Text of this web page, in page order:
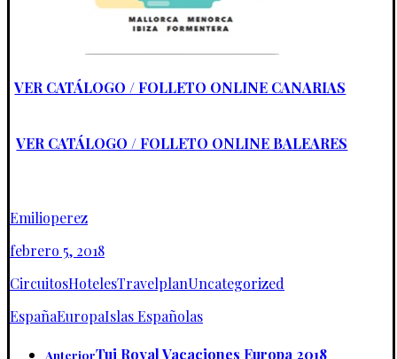
VER CATÁLOGO / FOLLETO ONLINE CANARIAS
VER CATÁLOGO / FOLLETO ONLINE BALEARES
Emilioperez
febrero 5, 2018
CircuitosHotelesTravelplanUncategorized
EspañaEuropaIslas Españolas
AnteriorTui Royal Vacaciones Europa 2018